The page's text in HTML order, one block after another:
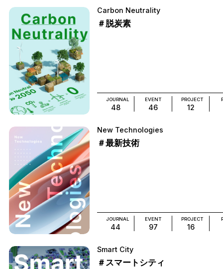
Carbon Neutrality
＃脱炭素
JOURNAL
48
EVENT
46
PROJECT
12
New Technologies
＃最新技術
JOURNAL
44
EVENT
97
PROJECT
16
Smart City
＃スマートシティ